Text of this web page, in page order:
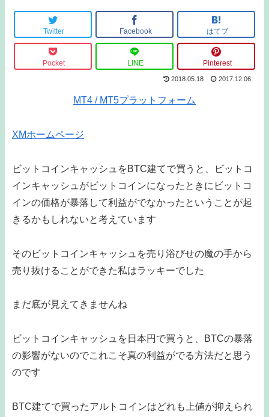
Twitter Facebook はてブ
Pocket LINE Pinterest
2018.05.18 2017.12.06
MT4 / MT5プラットフォーム
XMホームページ
ビットコインキャッシュをBTC建てで買うと、ビットコ
インキャッシュがビットコインになったときにビットコ
インの価格が暴落して利益がでなかったということが起
きるかもしれないと考えています
そのビットコインキャッシュを売り浴びせの魔の手から
売り抜けることができた私はラッキーでした
まだ底が見えてきませんね
ビットコインキャッシュを日本円で買うと、BTCの暴落
の影響がないのでこれこそ真の利益がでる方法だと思う
のです
BTC建てで買ったアルトコインはどれも上値が抑えられ